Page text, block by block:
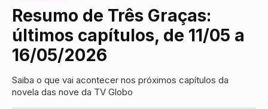
Resumo de Três Graças:
últimos capítulos, de 11/05 a
16/05/2026
Saiba o que vai acontecer nos próximos capítulos da
novela das nove da TV Globo